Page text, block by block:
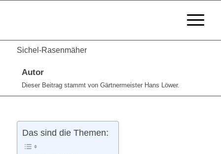
Sichel-Rasenmäher
Autor
Dieser Beitrag stammt von Gärtnermeister Hans Löwer.
Das sind die Themen: